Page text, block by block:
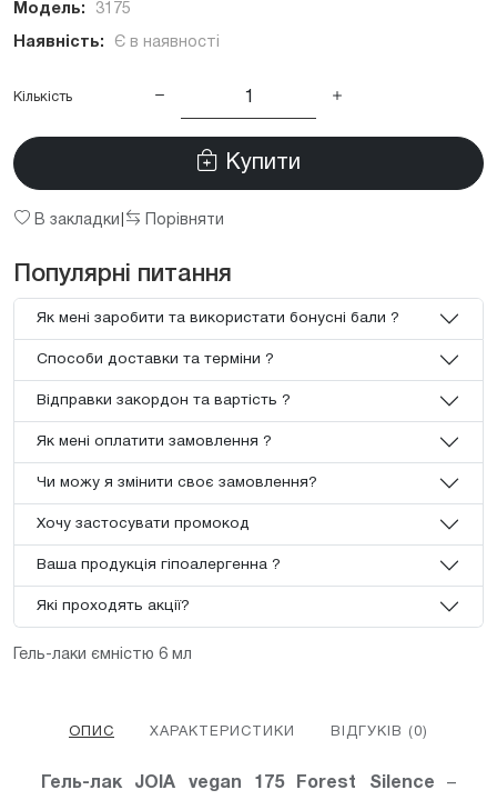
Модель: 3175
Наявність: Є в наявності
Кількість
Купити
В закладки Порівняти
Популярні питання
Як мені заробити та використати бонусні бали ?
Способи доставки та терміни ?
Відправки закордон та вартість ?
Як мені оплатити замовлення ?
Чи можу я змінити своє замовлення?
Хочу застосувати промокод
Ваша продукція гіпоалергенна ?
Які проходять акції?
Гель-лаки ємністю 6 мл
ОПИС ХАРАКТЕРИСТИКИ ВІДГУКІВ (0)
Гель-лак JOIA vegan 175 Forest Silence–